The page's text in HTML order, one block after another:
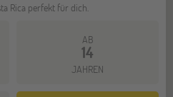
Rica perfekt für dich.
AB
14
JAHREN